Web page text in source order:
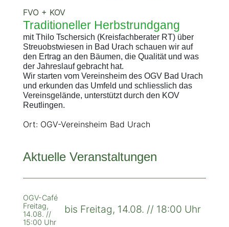
FVO + KOV
Traditioneller Herbstrundgang
mit Thilo Tschersich (Kreisfachberater RT) über
Streuobstwiesen in Bad Urach schauen wir auf
den Ertrag an den Bäumen, die Qualität und was
der Jahreslauf gebracht hat.
Wir starten vom Vereinsheim des OGV Bad Urach
und erkunden das Umfeld und schliesslich das
Vereinsgelände, unterstützt durch den KOV
Reutlingen.
Ort: OGV-Vereinsheim Bad Urach
Aktuelle Veranstaltungen
OGV-Café
Freitag,
14.08. //
15:00 Uhr
bis Freitag, 14.08. // 18:00 Uhr